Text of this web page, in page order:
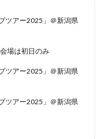
ツアー2025」＠新潟県
場は初日のみ
ツアー2025」＠新潟県
ツアー2025」＠新潟県